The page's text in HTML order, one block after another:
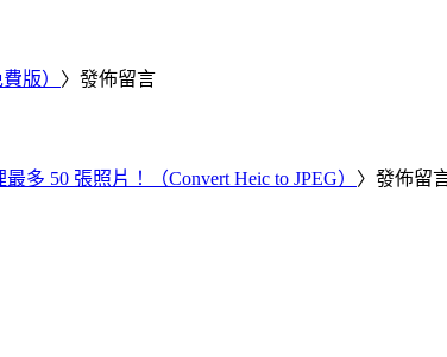
版） 〉發佈留言
多 50 張照片！（Convert Heic to JPEG） 〉發佈留